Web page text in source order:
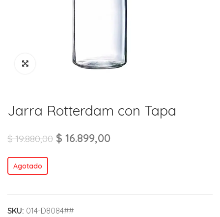
Jarra Rotterdam con Tapa
$19.880,00 $ 16.899,00
Agotado
SKU: 014-D8084##